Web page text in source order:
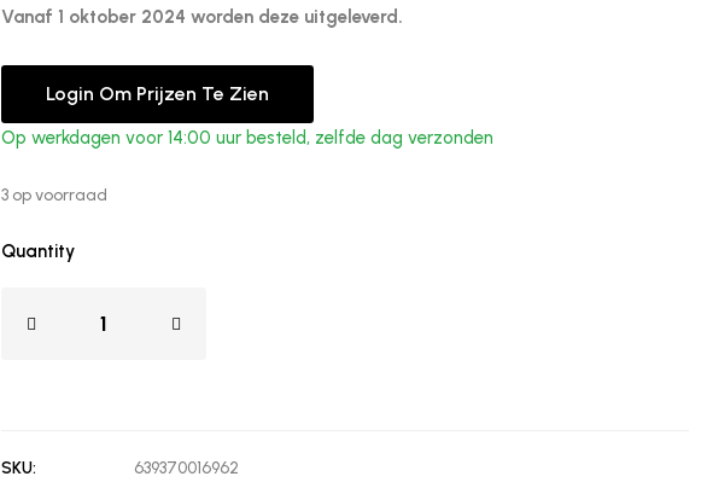
Vanaf 1 oktober 2024 worden deze uitgeleverd.
Login Om Prijzen Te Zien
Op werkdagen voor 14:00 uur besteld, zelfde dag verzonden
3 op voorraad
Quantity
SKU:
639370016962